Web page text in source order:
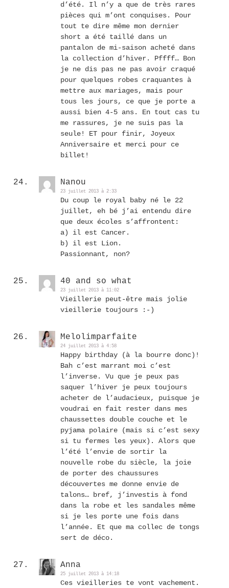
d’été. Il n’y a que de très rares
pièces qui m’ont conquises. Pour
tout te dire même mon dernier
short a été taillé dans un
pantalon de mi-saison acheté dans
la collection d’hiver. Pffff… Bon
je ne dis pas ne pas avoir craqué
pour quelques robes craquantes à
mettre aux mariages, mais pour
tous les jours, ce que je porte a
aussi bien 4-5 ans. En tout cas tu
me rassures, je ne suis pas la
seule! ET pour finir, Joyeux
Anniversaire et merci pour ce
billet!
Nanou
23 juillet 2013 à 2:33
Du coup le royal baby né le 22
juillet, eh bé j’ai entendu dire
que deux écoles s’affrontent:
a) il est Cancer.
b) il est Lion.
Passionnant, non?
40 and so what
23 juillet 2013 à 11:02
Vieillerie peut-être mais jolie
vieillerie toujours :-)
Melolimparfaite
24 juillet 2013 à 4:58
Happy birthday (à la bourre donc)!
Bah c’est marrant moi c’est
l’inverse. Vu que je peux pas
saquer l’hiver je peux toujours
acheter de l’audacieux, puisque je
voudrai en fait rester dans mes
chaussettes double couche et le
pyjama polaire (mais si c’est sexy
si tu fermes les yeux). Alors que
l’été l’envie de sortir la
nouvelle robe du siècle, la joie
de porter des chaussures
découvertes me donne envie de
talons… bref, j’investis à fond
dans la robe et les sandales même
si je les porte une fois dans
l’année. Et que ma collec de tongs
sert de déco.
Anna
25 juillet 2013 à 14:18
Ces vieilleries te vont vachement.